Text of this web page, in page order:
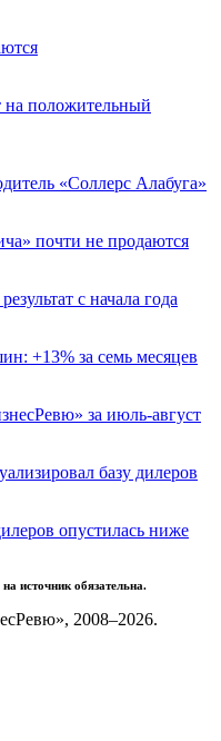
на положительный
«Соллерс Алабуга»
почти не продаются
с начала года
+13% за семь месяцев
за июль-август
базу дилеров
опустилась ниже
источник обязательна.
2008–2026.